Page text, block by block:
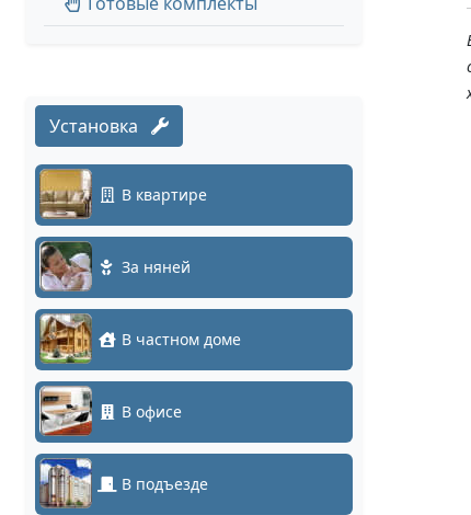
Установка
В квартире
За няней
В частном доме
В офисе
В подъезде